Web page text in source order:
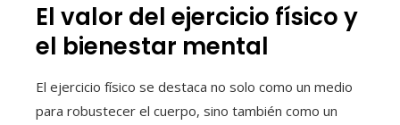
El valor del ejercicio físico y
el bienestar mental
El ejercicio físico se destaca no solo como un medio
para robustecer el cuerpo, sino también como un